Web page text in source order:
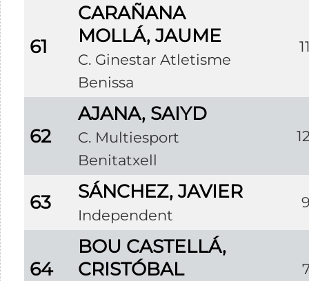
61
CARAÑANA
MOLLÁ, JAUME
C. Ginestar Atletisme
Benissa
62
AJANA, SAIYD
C. Multiesport
Benitatxell
63 SÁNCHEZ, JAVIER
Independent
64
BOU CASTELLÁ,
CRISTÓBAL